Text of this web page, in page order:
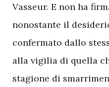
Vasseur. E non ha
nonostante il
confermato dallo
alla vigilia di quella
stagione di